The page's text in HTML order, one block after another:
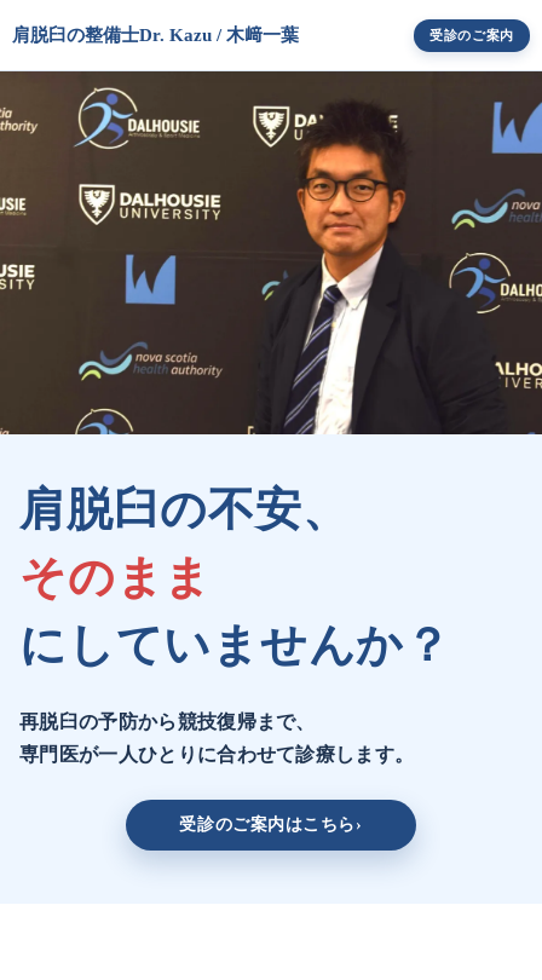
肩脱臼の整備士Dr. Kazu / 木﨑一葉 受診のご案内
肩脱臼の不安、
そのまま
にしていませんか？
再脱臼の予防から競技復帰まで、
専門医が一人ひとりに合わせて診療します。
受診のご案内はこちら ›